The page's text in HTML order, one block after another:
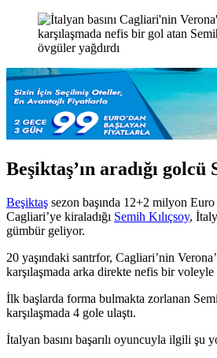
göndermek
Beşiktaş’ın aradığı golcü
Beşiktaş sezon başında 12+2 milyon
Cagliari’ye kiraladığı Semih Kılıçsoy,
gümbür geliyor.
20 yaşındaki santrfor, Cagliari’nin
karşılaşmada arka direkte nefis bir voleyle
İlk başlarda forma bulmakta zorlanan
karşılaşmada 4 gole ulaştı.
İtalyan basını başarılı oyuncuyla ilgili şu